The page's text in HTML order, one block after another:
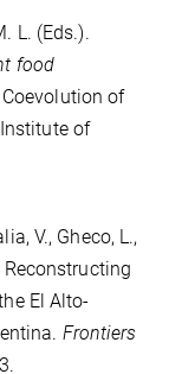
L. (Eds.).
food
of
of
V., Gheco, L.,
Reconstructing
El Alto-
Frontiers